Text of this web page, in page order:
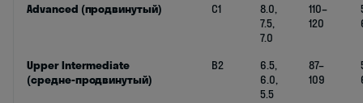
Advanced (продвинутый)
C1
8.0,
7.5,
7.0
110–
120
Upper Intermediate
(средне-продвинутый)
B2
6.5,
6.0,
5.5
87–
109